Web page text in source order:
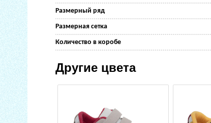
Размерный ряд
Размерная сетка
Количество в коробе
Другие цвета